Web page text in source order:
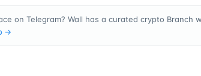
on Telegram? Wall has a curated crypto Branch
→